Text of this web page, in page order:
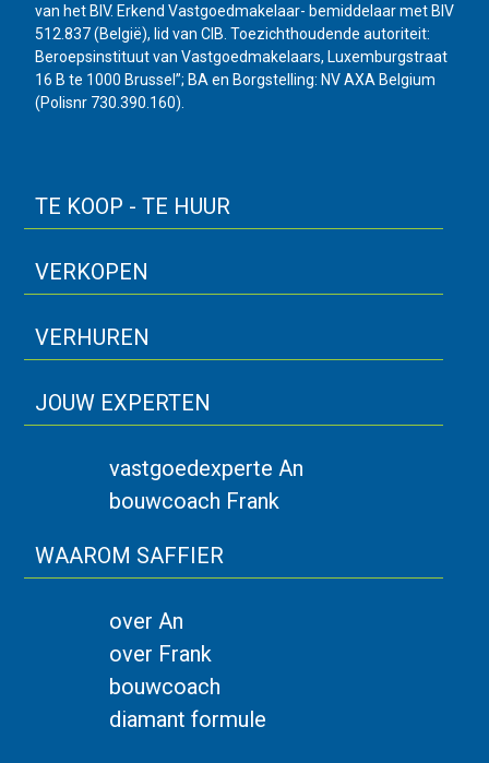
van het BIV. Erkend Vastgoedmakelaar- bemiddelaar met BIV
512.837 (België), lid van CIB. Toezichthoudende autoriteit:
Beroepsinstituut van Vastgoedmakelaars, Luxemburgstraat
16 B te 1000 Brussel”; BA en Borgstelling: NV AXA Belgium
(Polisnr 730.390.160).
TE KOOP - TE HUUR
VERKOPEN
VERHUREN
JOUW EXPERTEN
vastgoedexperte An
bouwcoach Frank
WAAROM SAFFIER
over An
over Frank
bouwcoach
diamant formule